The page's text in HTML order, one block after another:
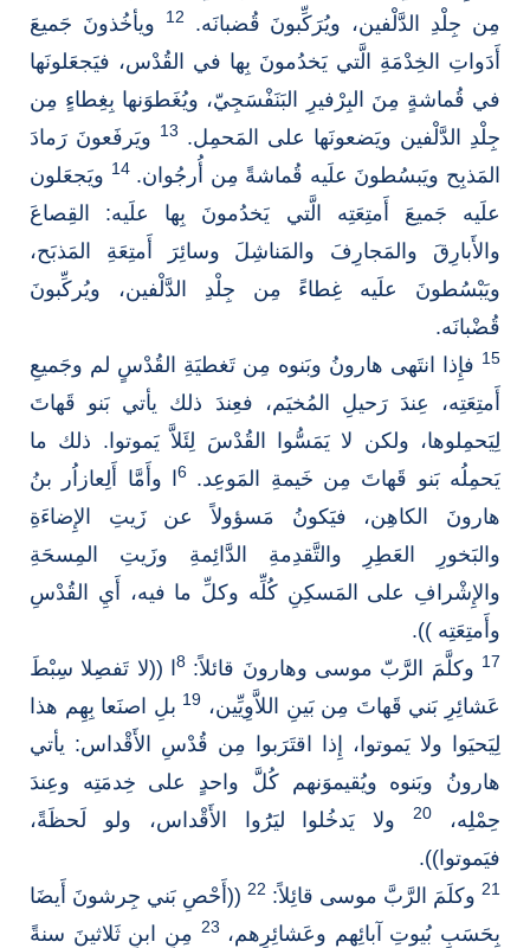
مِن جِلْدِ الدَّلْفين، ويُرَكِّبونَ قُضبانَه.
12
ويأخُذونَ جَميعَ
أَدَواتِ الخِدْمَةِ الَّتي يَخدُمونَ بِها في القُدْس، فيَجعَلونَها
في قُماشةٍ مِنَ البِرْفيرِ البَنَفْسَجِيّ، ويُغَطوَنها بِغِطاءٍ مِن
جِلْدِ الدَّلْفين ويَضعونَها على المَحمِل. 13 ويَرفَعونَ رَمادَ
المَذبِح ويَبسُطونَ علَيه قُماشةً مِن أُرجُوان.14 ويَجعَلون
علَيه جَميعَ أَمتِعَتِه الَّتي يَخدُمونَ بِها علَيه: القِصاعَ
والأَبارِقَ والمَجارِفَ والمَناشِلَ وسائِرَ أَمتِعَةِ المَذبَح،
ويَبْسُطونَ علَيه غِطاءً مِن جِلْدِ الدَّلْفين، ويُركِّبونَ
قُضْبانَه.
15 فإِذا انتَهى هارونُ وبَنوه مِن تَغطيَةِ القُدْسٍ لم وجَميعِ
أَمتِعَتِه، عِندَ رَحيلِ المُخيَم، فعِندَ ذلك يأتي بَنو قَهاتَ
لِيَحمِلوها، ولكن لا يَمَسُّوا القُدْسَ لِئَلاَّ يَموتوا. ذلك ما
يَحمِلُه بَنو قَهاتَ مِن خَيمةِ المَوعِد. 6
ا وأَمَّا أَلِعازاُر بنُ
هارونَ الكاهِن، فيَكونُ مَسؤولاً عن زَيتِ الإِضاءَةِ
والبَخورِ العَطِرِ والتَّقدِمةِ الدَّائِمةِ وزَيتِ المِسحَةِ
والإِشْرافِ على المَسكِنِ كُلِّه وكلِّ ما فيه، أَيِ القُدْسِ
وأَمتِعَتِه )).
17 وكلَّمَ الرَّبّ موسى وهارونَ قائلاً: 8
ا ((لا تَفصِلا سِبْطَ
عَشائِرِ بَني قَهاتَ مِن بَينِ اللاَّوِيِّين، 19 بلِ اصنَعا بِهِم هذا
لِيَحيَوا ولا يَموتوا، إِذا اقتَرَبوا مِن قُدْسِ الأَقْداس: يأتي
هارونُ وبَنوه ويُقيموَنهم كُلَّ واحدٍ على خِدمَتِه وعِندَ
حِمْلِه،
20ولا يَدخُلوا ليَرَُوا الأَقْداس، ولو لَحظَةً،
فيَموتوا)).
21 وكلَمَ الرَّبَّ موسى قائِلاً: 22 ((أَحْصِ بَني جِرشونَ أَيضَا
بِحَسَبِ بُيوتِ آبائِهم وعَشائِرِهم، 23 مِنِ ابنِ ثَلاثينَ سنةً